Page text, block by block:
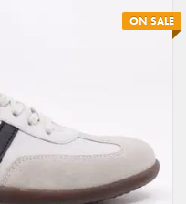
ON SALE